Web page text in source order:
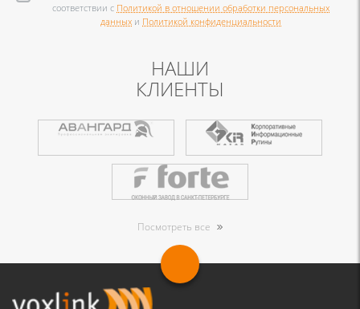
соответствии с Политикой в отношении обработки персональных
данных и Политикой конфиденциальности
НАШИ
КЛИЕНТЫ
Посмотреть все